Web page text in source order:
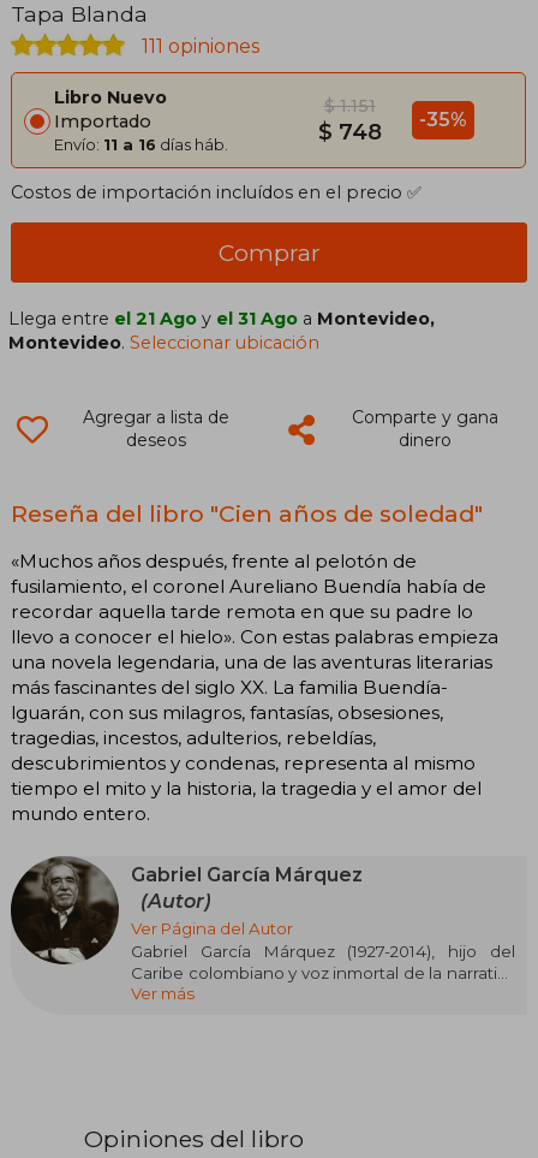
Tapa Blanda
111 opiniones
Libro Nuevo
Importado
Envío: 11 a 16 días háb.
$ 1.151
$ 748 -35%
Costos de importación incluídos en el precio ✅
Comprar
Llega entre el 21 Ago y el 31 Ago a Montevideo,
Montevideo.Seleccionar ubicación
Agregar a lista de
deseos
Comparte y gana
dinero
Reseña del libro "Cien años de soledad"
«Muchos años después, frente al pelotón de
fusilamiento, el coronel Aureliano Buendía había de
recordar aquella tarde remota en que su padre lo
llevo a conocer el hielo». Con estas palabras empieza
una novela legendaria, una de las aventuras literarias
más fascinantes del siglo XX. La familia Buendía-
lguarán, con sus milagros, fantasías, obsesiones,
tragedias, incestos, adulterios, rebeldías,
descubrimientos y condenas, representa al mismo
tiempo el mito y la historia, la tragedia y el amor del
mundo entero.
Gabriel García Márquez
(Autor)
Ver Página del Autor
Gabriel García Márquez (1927-2014), hijo del
Caribe colombiano y voz inmortal de la narrativa
en español, es una de las mentes literarias más
Hispanoamérica. Arquitecto del realismo
Ver más
Opiniones del libro